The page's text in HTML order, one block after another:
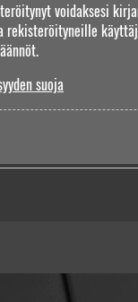
voidaksesi
rekisteröityneille
suoja